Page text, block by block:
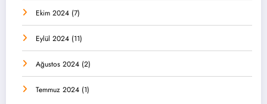
Ekim 2024 (7)
Eylül 2024 (11)
Ağustos 2024 (2)
Temmuz 2024 (1)